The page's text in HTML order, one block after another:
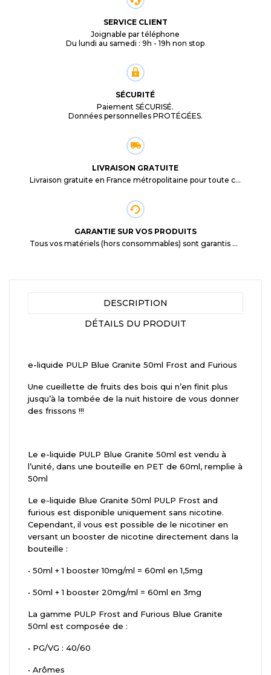
SERVICE CLIENT
Joignable par téléphone
Du lundi au samedi : 9h - 19h non stop
SÉCURITÉ
Paiement SÉCURISÉ.
Données personnelles PROTÉGÉES.
LIVRAISON GRATUITE
Livraison gratuite en France métropolitaine pour toute commande supérieure à 29,90€.
GARANTIE SUR VOS PRODUITS
Tous vos matériels (hors consommables) sont garantis 3 mois à partir de la date d'achat
DESCRIPTION
DÉTAILS DU PRODUIT
e-liquide PULP Blue Granite 50ml Frost and Furious
Une cueillette de fruits des bois qui n’en finit plus
jusqu’à la tombée de la nuit histoire de vous donner
des frissons !!!
Le e-liquide PULP Blue Granite 50ml est vendu à
l’unité, dans une bouteille en PET de 60ml, remplie à
50ml
Le e-liquide Blue Granite 50ml PULP Frost and
furious est disponible uniquement sans nicotine.
Cependant, il vous est possible de le nicotiner en
versant un booster de nicotine directement dans la
bouteille :
• 50ml + 1 booster 10mg/ml = 60ml en 1,5mg
• 50ml + 1 booster 20mg/ml = 60ml en 3mg
La gamme PULP Frost and Furious Blue Granite
50ml est composée de :
• PG/VG : 40/60
• Arômes